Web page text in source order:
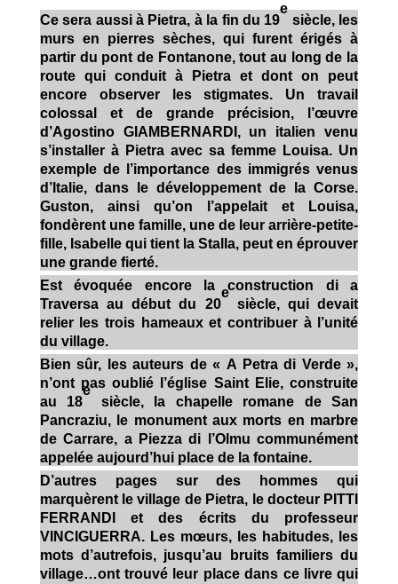
Ce sera aussi à Pietra, à la fin du 19
e
siècle, les
murs en pierres sèches, qui furent érigés à
partir du pont de Fontanone, tout au long de la
route qui conduit à Pietra et dont on peut
encore observer les stigmates. Un travail
colossal et de grande précision, l’œuvre
d’Agostino GIAMBERNARDI, un italien venu
s’installer à Pietra avec sa femme Louisa. Un
exemple de l’importance des immigrés venus
d’Italie, dans le développement de la Corse.
Guston, ainsi qu’on l’appelait et Louisa,
fondèrent une famille, une de leur arrière-petite-
fille, Isabelle qui tient la Stalla, peut en éprouver
une grande fierté.
Est évoquée encore la construction di a
Traversa au début du 20
e
siècle, qui devait
relier les trois hameaux et contribuer à l’unité
du village.
Bien sûr, les auteurs de « A Petra di Verde »,
n’ont pas oublié l’église Saint Elie, construite
au 18
e
siècle, la chapelle romane de San
Pancraziu, le monument aux morts en marbre
de Carrare, a Piezza di l’Olmu communément
appelée aujourd’hui place de la fontaine.
D’autres pages sur des hommes qui
marquèrent le village de Pietra, le docteur PITTI
FERRANDI et des écrits du professeur
VINCIGUERRA. Les mœurs, les habitudes, les
mots d’autrefois, jusqu’au bruits familiers du
village…ont trouvé leur place dans ce livre qui